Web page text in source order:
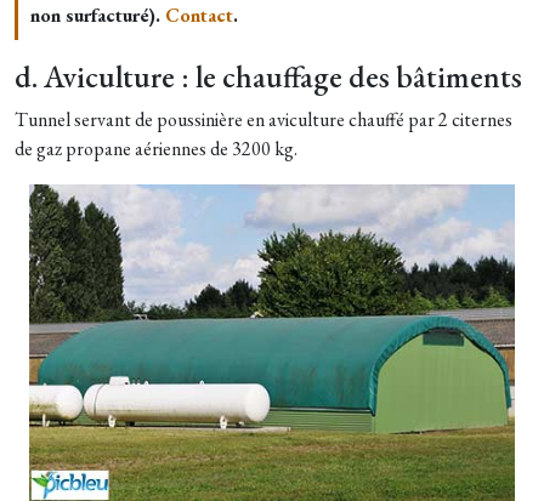
non surfacturé). Contact.
d. Aviculture : le chauffage des bâtiments
Tunnel servant de poussinière en aviculture chauffé par 2 citernes
de gaz propane aériennes de 3200 kg.